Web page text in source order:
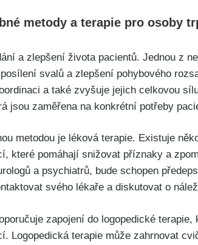
metody a terapie pro osoby
a zlepšení života pacientů. Jednou z
svalů a zlepšení pohybového
a také zvyšuje jejich celkovou
jsou zaměřena na konkrétní potřeby
metodou je léková terapie. Existuje
které pomáhají snižovat příznaky a
a psychiatrů, bude schopen
svého lékaře a diskutovat o
zapojení do logopedické
Logopedická terapie může zahrnovat